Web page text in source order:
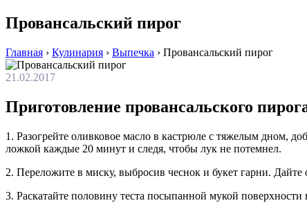
Провансальский пирог
Главная › Кулинария › Выпечка › Провансальский пирог
21.02.2017
Приготовление провансальского
1. Разогрейте оливковое масло в кастрюле с тяжелым дном,
ложкой каждые 20 минут и следя, чтобы лук не потемнел.
2. Переложите в миску, выбросив чеснок и букет гарни.
3. Раскатайте половину теста посыпанной мукой